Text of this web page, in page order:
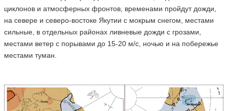
циклонов и атмосферных фронтов, временами пройдут дожди,
на севере и северо-востоке Якутии с мокрым снегом, местами
сильные, в отдельных районах ливневые дожди с грозами,
местами ветер с порывами до 15-20 м/с, ночью и на побережье
местами туман.